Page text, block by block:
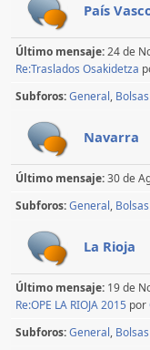
País
Último mensaje:24 de
Re:Traslados Osakidetza
Subforos General
Navarra
Último mensaje:30 de
Subforos General
La Rioja
Último mensaje: 19 de
Re:OPE LA RIOJA 2015 por
Subforos General